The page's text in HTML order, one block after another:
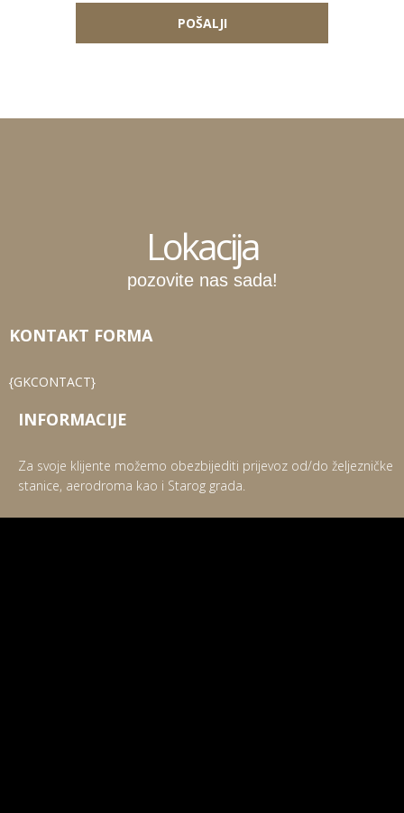
Lokacija
pozovite nas sada!
KONTAKT FORMA
{GKCONTACT}
INFORMACIJE
Za svoje klijente možemo obezbijediti prijevoz od/do željezničke
stanice, aerodroma kao i Starog grada.